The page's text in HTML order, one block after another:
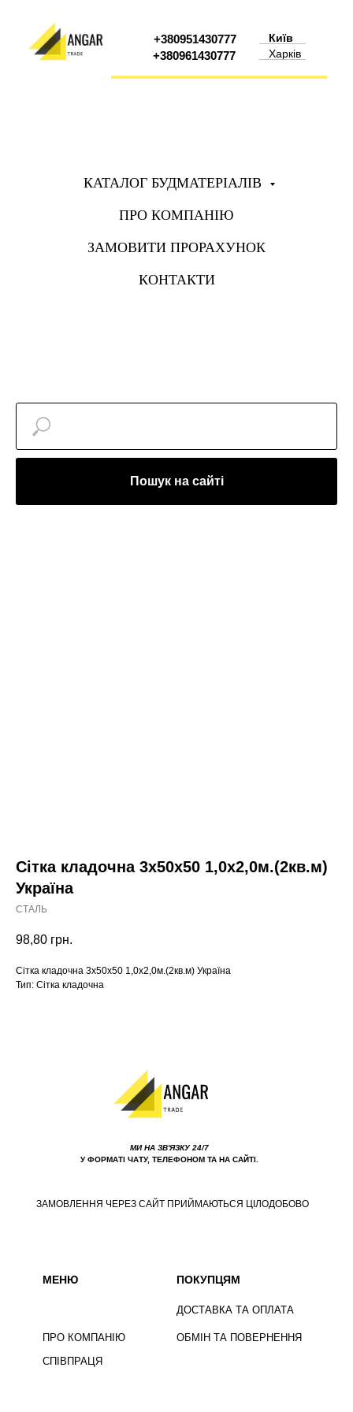
+380961430777
+380951430777
Київ
Харків
КАТАЛОГ БУДМАТЕРІАЛІВ
ПРО КОМПАНІЮ
ЗАМОВИТИ ПРОРАХУНОК
КОНТАКТИ
Пошук на сайті
Сітка кладочна 3х50х50 1,0х2,0м.(2кв.м)
Україна
СТАЛЬ
98,80 грн.
Сітка кладочна 3х50х50 1,0х2,0м.(2кв.м) Україна
Тип: Сітка кладочна
ПРО КОМПАНІЮ
СПІВПРАЦЯ
ДОСТАВКА ТА ОПЛАТА
ОБМІН ТА ПОВЕРНЕННЯ
ПОКУПЦЯМ
МИ НА ЗВ'ЯЗКУ 24/7
У ФОРМАТІ ЧАТУ, ТЕЛЕФОНОМ ТА НА САЙТІ.
МЕНЮ
ЗАМОВЛЕННЯ ЧЕРЕЗ САЙТ ПРИЙМАЮТЬСЯ ЦІЛОДОБОВО